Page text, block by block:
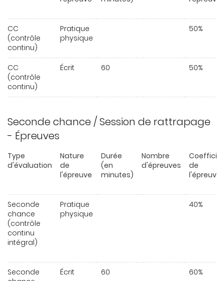
CC
(contrôle
continu)
Pratique
physique
50%
CC
(contrôle
continu)
Écrit 60 50%
Seconde chance / Session de rattrapage
- Épreuves
Type
d'évaluation
Nature
de
l'épreuve
Durée
(en
minutes)
Nombre
d'épreuves
de
l'épreuve
Seconde
chance
(contrôle
continu
intégral)
Pratique
physique
40%
Seconde
Écrit 60 60%